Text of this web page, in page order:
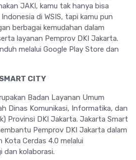
JAKI, kamu tak hanya bisa
di WSIS, tapi kamu pun
berbagai kemudahan dalam
layanan Pemprov DKI Jakarta.
melalui Google Play Store dan
CITY
Badan Layanan Umum
Dinas Komunikasi, Informatika, dan
Provinsi DKI Jakarta. Jakarta Smart
Pemprov DKI Jakarta dalam
Cerdas 4.0 melalui
kolaborasi.